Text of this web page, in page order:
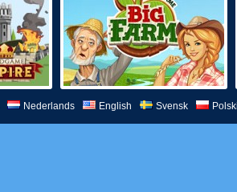
Nederlands English Svensk